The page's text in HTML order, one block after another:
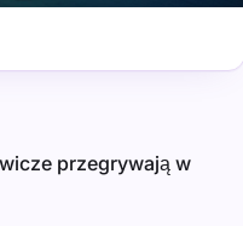
przegrywają w